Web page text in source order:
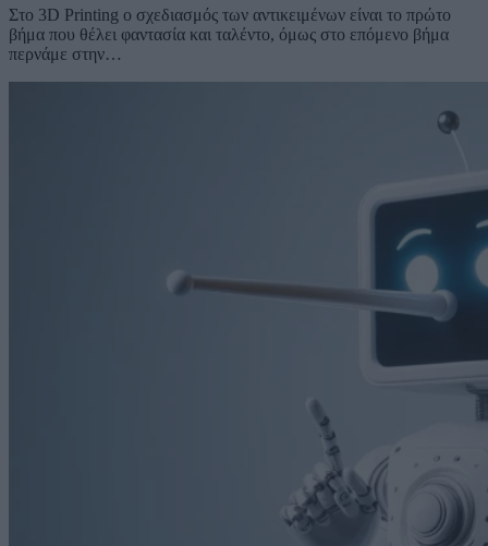
Στο 3D Printing ο σχεδιασμός των αντικειμένων είναι το πρώτο
βήμα που θέλει φαντασία και ταλέντο, όμως στο επόμενο βήμα
περνάμε στην…